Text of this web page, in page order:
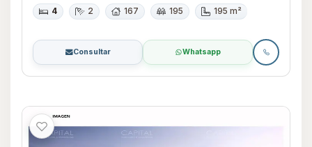
4 2 167 195 195 m²
Consultar Whatsapp